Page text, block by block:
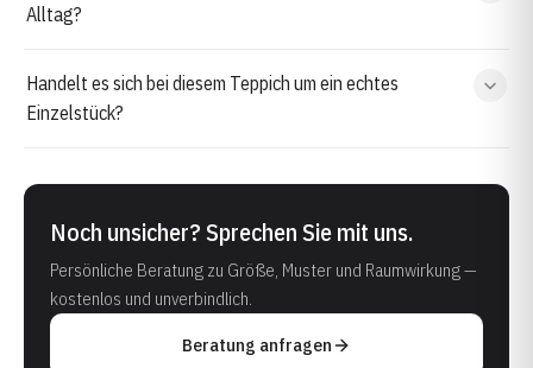
Alltag?
Handelt es sich bei diesem Teppich um ein echtes
Einzelstück?
Noch unsicher? Sprechen Sie mit uns.
Persönliche Beratung zu Größe, Muster und Raumwirkung —
kostenlos und unverbindlich.
Beratung anfragen